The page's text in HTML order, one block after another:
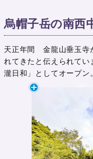
烏帽子岳の南西
天正年間 金龍山垂玉寺
れてきたと伝えられて
瀧日和」としてオープン